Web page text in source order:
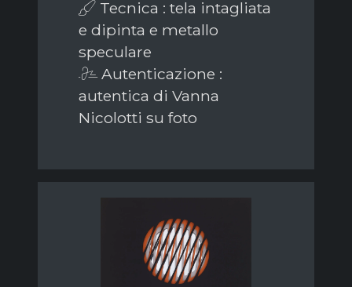
Tecnica : tela intagliata
e dipinta e metallo
speculare
Autenticazione :
autentica di Vanna
Nicolotti su foto